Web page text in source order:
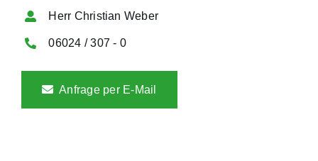
Herr Christian Weber
06024 / 307 - 0
Anfrage per E-Mail